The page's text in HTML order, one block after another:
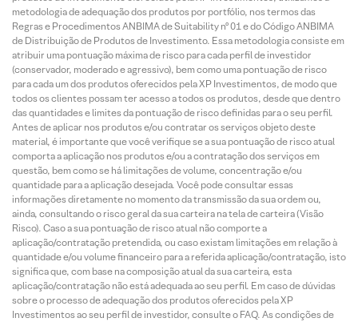
metodologia de adequação dos produtos por portfólio, nos termos das
Regras e Procedimentos ANBIMA de Suitability nº 01 e do Código ANBIMA
de Distribuição de Produtos de Investimento. Essa metodologia consiste em
atribuir uma pontuação máxima de risco para cada perfil de investidor
(conservador, moderado e agressivo), bem como uma pontuação de risco
para cada um dos produtos oferecidos pela XP Investimentos, de modo que
todos os clientes possam ter acesso a todos os produtos, desde que dentro
das quantidades e limites da pontuação de risco definidas para o seu perfil.
Antes de aplicar nos produtos e/ou contratar os serviços objeto deste
material, é importante que você verifique se a sua pontuação de risco atual
comporta a aplicação nos produtos e/ou a contratação dos serviços em
questão, bem como se há limitações de volume, concentração e/ou
quantidade para a aplicação desejada. Você pode consultar essas
informações diretamente no momento da transmissão da sua ordem ou,
ainda, consultando o risco geral da sua carteira na tela de carteira (Visão
Risco). Caso a sua pontuação de risco atual não comporte a
aplicação/contratação pretendida, ou caso existam limitações em relação à
quantidade e/ou volume financeiro para a referida aplicação/contratação, isto
significa que, com base na composição atual da sua carteira, esta
aplicação/contratação não está adequada ao seu perfil. Em caso de dúvidas
sobre o processo de adequação dos produtos oferecidos pela XP
Investimentos ao seu perfil de investidor, consulte o FAQ. As condições de